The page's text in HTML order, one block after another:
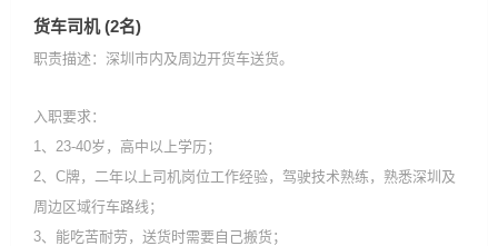
货车司机 (2名)
职责描述：深圳市内及周边开货车送货。
入职要求：
1、23-40岁，高中以上学历；
2、C牌，二年以上司机岗位工作经验，驾驶技术熟练，熟悉深圳及
周边区域行车路线；
3、能吃苦耐劳，送货时需要自己搬货；